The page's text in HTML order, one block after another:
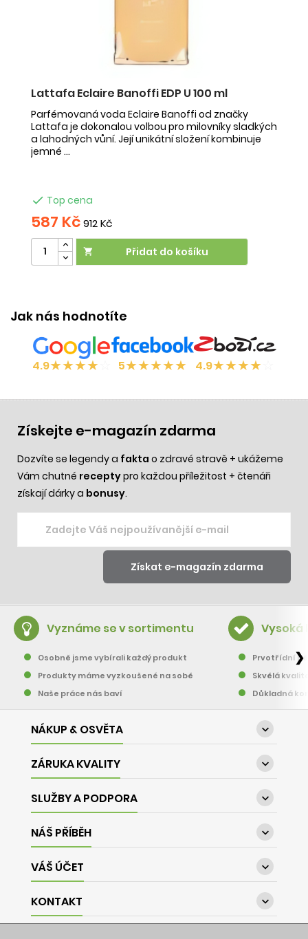
Lattafa Eclaire Banoffi EDP U 100 ml
Parfémovaná voda Eclaire Banoffi od značky
Lattafa je dokonalou volbou pro milovníky sladkých
a lahodných vůní. Její unikátní složení kombinuje
jemné ...
 Top cena
587 Kč912 Kč
 Přidat do košíku
Jak nás hodnotíte
4.9★★★★ 5★★★★★ 4.9★★★★
Získejte e-magazín zdarma
Dozvíte se legendy a fakta o zdravé stravě + ukážeme
Vám chutné receptypro každou příležitost + čtenáři
získají dárky a bonusy.
Vyznáme se v sortimentu
Osobně jsme vybírali každý produkt
Produkty máme vyzkoušené na sobě
Naše práce nás baví
Vysoká
Prvotřídní
Skvělá
Důkladná
❯
NÁKUP & OSVĚTA 
ZÁRUKA KVALITY 
SLUŽBY A PODPORA 
NÁŠ PŘÍBĚH 
VÁŠ ÚČET 
KONTAKT 